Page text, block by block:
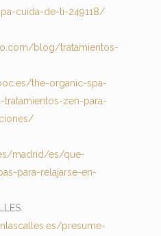
cuida-de-ti-249118/
blog/tratamientos-
the-organic-spa-
zen-para-
madrid/es/que-
para-relajarse-en-
presume-